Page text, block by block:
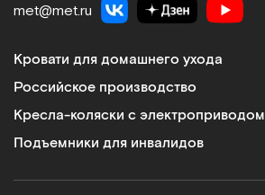
met@met.ru
Кровати для домашнего ухода
Российское производство
Кресла-коляски с электроприводом
Подъемники для инвалидов